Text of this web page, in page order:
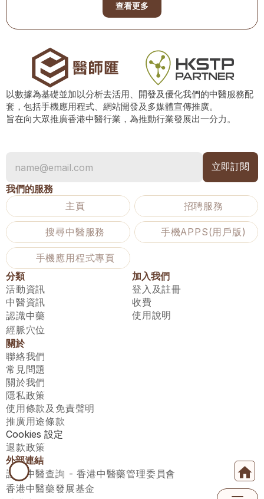
查看更多
以數據為基礎並加以分析去活用、開發及優化我們的中醫服務配
套，包括手機應用程式、網站開發及多媒體宣傳推廣。
旨在向大眾推廣香港中醫行業，為推動行業發展出一分力。
我們的服務
主頁
招聘服務
搜尋中醫服務 手機APPS(用戶版)
手機應用程式專頁
分類
活動資訊
中醫資訊
認識中藥
經脈穴位
加入我們
登入及註冊
收費
使用說明
關於
聯絡我們
常見問題
關於我們
隱私政策
使用條款及免責聲明
推廣用途條款
Cookies 設定
退款政策
外部連結
註冊中醫查詢 - 香港中醫藥管理委員會
香港中醫藥發展基金